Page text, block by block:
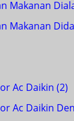
Makanan
Makanan
Ac Daikin (2)
Ac Daikin